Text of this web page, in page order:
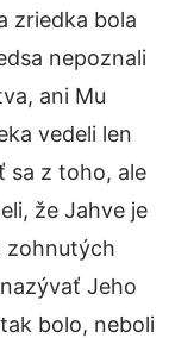
zriedka bola
nepoznali
ani Mu
vedeli len
sa z toho, ale
že Jahve je
zohnutých
Jeho
bolo, neboli